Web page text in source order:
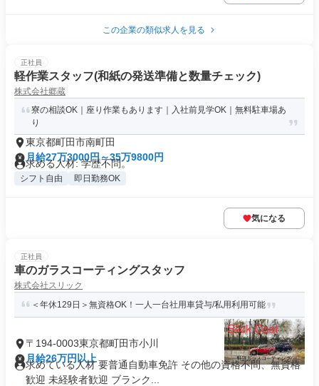
この企業の類似求人を見る
正社員
軽作業スタッフ(和紙の発送準備と数量チェック)
株式会社郷蔵
寮の相談OK｜座り作業もあります｜入社前見学OK｜無料駐車場あ
り
東京都町田市南町田
月給27万3000円～35万9800円
求める人材: 学歴不問。
シフト自由 即日勤務OK
気になる
正社員
車のガラスコーティングスタッフ
株式会社スリック
＜年休129日＞無資格OK！一人一台社用車貸与/私用利用可能
〒194-0003東京都町田市小川
月給26万円以上
求めている人材 要普通自動車免許 その他の資格不問、無資格
歓迎 未経験者歓迎 ブランク...